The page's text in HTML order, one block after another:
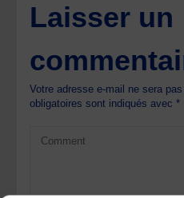
Laisser un
Votre adresse e-mail ne sera
obligatoires sont indiqués avec*